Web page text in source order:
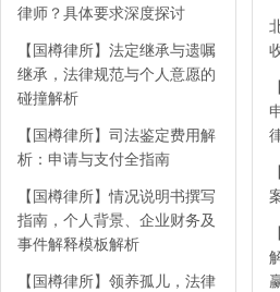
律师？具体要求深度探讨
【国樽律所】法定继承与遗嘱
继承，法律规范与个人意愿的
碰撞解析
【国樽律所】司法鉴定费用解
析：申请与支付全指南
【国樽律所】情况说明书撰写
指南，个人背景、企业财务及
事件解释模板解析
【国樽律所】领养孤儿，法律